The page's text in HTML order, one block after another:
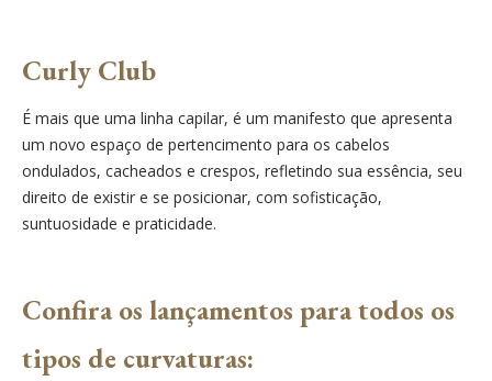
Curly Club
É mais que uma linha capilar, é um manifesto que apresenta
um novo espaço de pertencimento para os cabelos
ondulados, cacheados e crespos, refletindo sua essência, seu
direito de existir e se posicionar, com sofisticação,
suntuosidade e praticidade.
Confira os lançamentos para todos os
tipos de curvaturas: